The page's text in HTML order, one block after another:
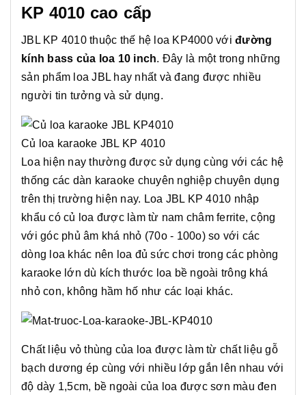
KP 4010 cao cấp
JBL KP 4010 thuộc thế hệ loa KP4000 với đường
kính bass của loa 10 inch. Đây là một trong những
sản phẩm loa JBL hay nhất và đang được nhiều
người tin tưởng và sử dụng.
Củ loa karaoke JBL KP 4010
Loa hiện nay thường được sử dụng cùng với các hệ
thống các dàn karaoke chuyên nghiệp chuyên dụng
trên thị trường hiện nay. Loa JBL KP 4010 nhập
khẩu có củ loa được làm từ nam châm ferrite, cộng
với góc phủ âm khá nhỏ (70o - 100o) so với các
dòng loa khác nên loa đủ sức chơi trong các phòng
karaoke lớn dù kích thước loa bề ngoài trông khá
nhỏ con, không hầm hố như các loại khác.
Chất liệu vỏ thùng của loa được làm từ chất liệu gỗ
bạch dương ép cùng với nhiều lớp gắn lên nhau với
độ dày 1,5cm, bề ngoài của loa được sơn màu đen